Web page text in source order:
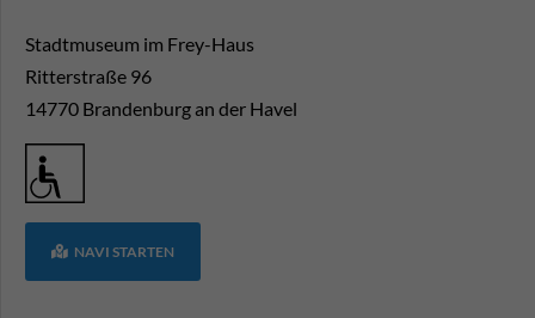
Stadtmuseum im Frey-Haus
Ritterstraße 96
14770 Brandenburg an der Havel
NAVI STARTEN